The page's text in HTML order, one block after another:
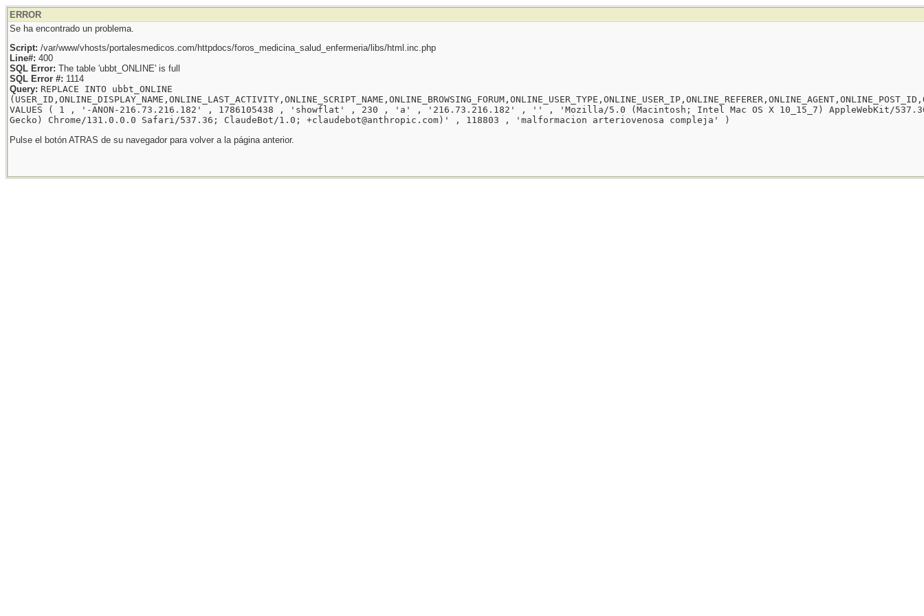
ERROR
Se ha encontrado un problema.
Script: /var/www/vhosts/portalesmedicos.com/httpdocs/foros_medicina_salud_enfermeria/libs/html.inc.php
Line#: 400
SQL Error: The table 'ubbt_ONLINE' is full
SQL Error #: 1114
Query: REPLACE INTO ubbt_ONLINE
VALUES ( 1 , '-ANON-216.73.216.182' , 1786105438 , 'showflat' , 230 , 'a' , '216.73.216.182' , '' , 'Mozilla/5.0 (Macintosh; Intel Mac OS X 10_15_7) AppleWebKit/
Gecko) Chrome/131.0.0.0 Safari/537.36; ClaudeBot/1.0; +claudebot@anthropic.com)' , 118803 , 'malformacion arteriovenosa compleja' )
Pulse el botón ATRAS de su navegador para volver a la página anterior.